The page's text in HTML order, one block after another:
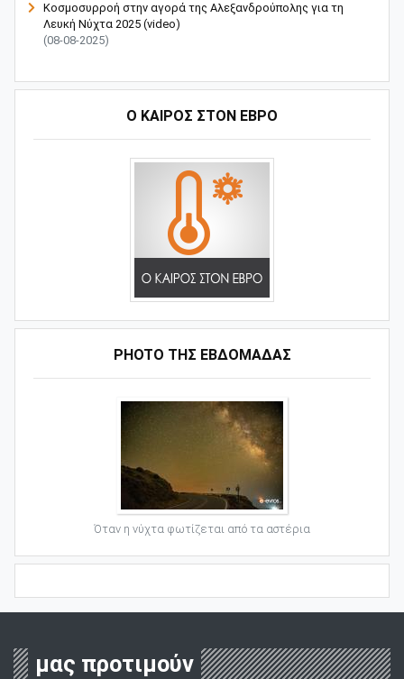
Κοσμοσυρροή στην αγορά της Αλεξανδρούπολης για τη
Λευκή Νύχτα 2025 (video)
(08-08-2025)
Ο ΚΑΙΡΟΣ ΣΤΟΝ ΕΒΡΟ
PHOTO ΤΗΣ ΕΒΔΟΜΑΔΑΣ
Όταν η νύχτα φωτίζεται από τα αστέρια
μας προτιμούν